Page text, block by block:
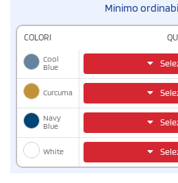
Minimo
COLORI
Cool
Blue
Curcuma
Navy
Blue
White